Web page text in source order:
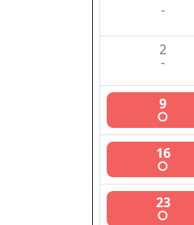
-
2
-
9
○
16
○
23
○